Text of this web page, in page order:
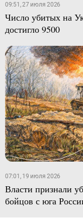
09:51, 27 июля 2026
Число убитых на
достигло 9500
07:01, 19 июля 2026
Власти признали
бойцов с юга